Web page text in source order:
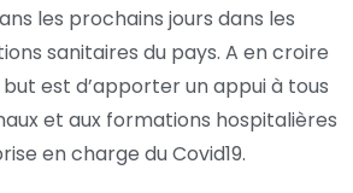
les prochains jours dans les
sanitaires du pays. A en croire
est d’apporter un appui à tous
et aux formations hospitalières
en charge du Covid19.